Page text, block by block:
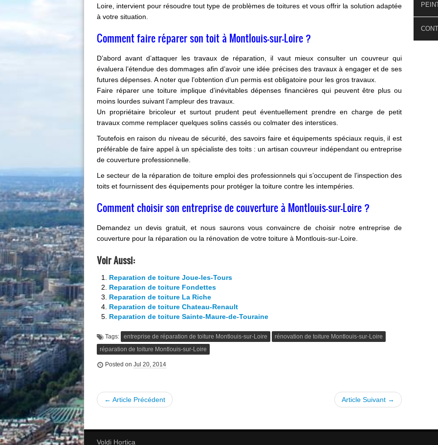
Loire, intervient pour résoudre tout type de problèmes de toitures et vous offrir la solution adaptée
à votre situation.
Comment faire réparer son toit à Montlouis-sur-Loire ?
D’abord avant d’attaquer les travaux de réparation, il vaut mieux consulter un couvreur qui
évaluera l’étendue des dommages afin d’avoir une idée précises des travaux à engager et de ses
futures dépenses. A noter que l’obtention d’un permis est obligatoire pour les gros travaux.
Faire réparer une toiture implique d’inévitables dépenses financières qui peuvent être plus ou
moins lourdes suivant l’ampleur des travaux.
Un propriétaire bricoleur et surtout prudent peut éventuellement prendre en charge de petit
travaux comme remplacer quelques solins cassés ou colmater des interstices.
Toutefois en raison du niveau de sécurité, des savoirs faire et équipements spéciaux requis, il est
préférable de faire appel à un spécialiste des toits : un artisan couvreur indépendant ou entreprise
de couverture professionnelle.
Le secteur de la réparation de toiture emploi des professionnels qui s’occupent de l’inspection des
toits et fournissent des équipements pour protéger la toiture contre les intempéries.
Comment choisir son entreprise de couverture à Montlouis-sur-Loire ?
Demandez un devis gratuit, et nous saurons vous convaincre de choisir notre entreprise de
couverture pour la réparation ou la rénovation de votre toiture à Montlouis-sur-Loire.
Voir Aussi:
Reparation de toiture Joue-les-Tours
Reparation de toiture Fondettes
Reparation de toiture La Riche
Reparation de toiture Chateau-Renault
Reparation de toiture Sainte-Maure-de-Touraine
Tags: entreprise de réparation de toiture Montlouis-sur-Loire
rénovation de toiture Montlouis-sur-Loire
réparation de toiture Montlouis-sur-Loire
Posted on Jul 20, 2014
← Article Précédent Article Suivant →
Voldi Hortica